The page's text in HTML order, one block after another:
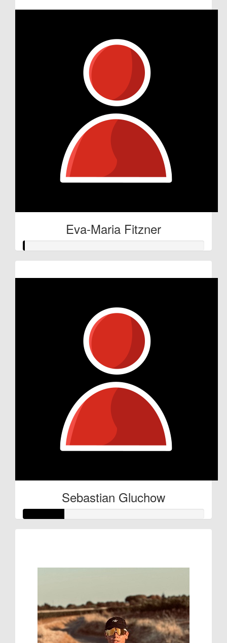
Eva-Maria Fitzner
Sebastian Gluchow